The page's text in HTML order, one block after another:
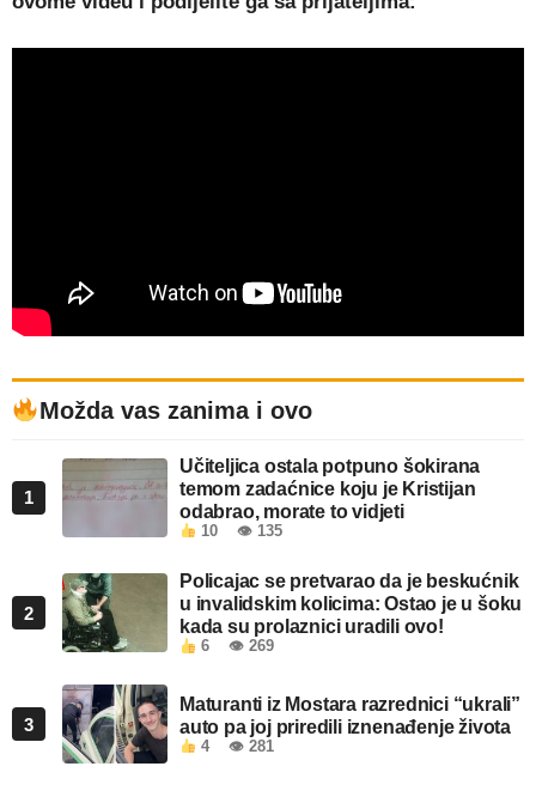
Možda vas zanima i ovo
1
Učiteljica ostala potpuno šokirana
temom zadaćnice koju je Kristijan
odabrao, morate to vidjeti
10 👁 135
2
Policajac se pretvarao da je beskućnik
u invalidskim kolicima: Ostao je u šoku
kada su prolaznici uradili ovo!
6 👁 269
3
Maturanti iz Mostara razrednici “ukrali”
auto pa joj priredili iznenađenje života
4 👁 281